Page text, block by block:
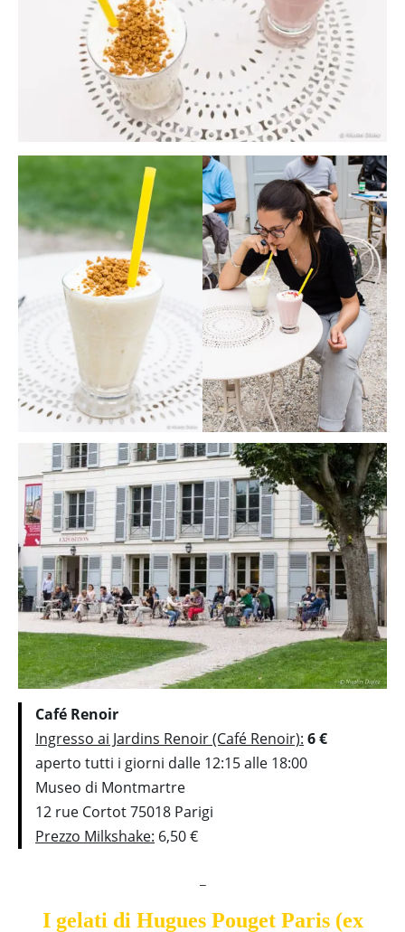
Café Renoir
Ingresso ai Jardins Renoir (Café Renoir): 6 €
aperto tutti i giorni dalle 12:15 alle 18:00
Museo di Montmartre
12 rue Cortot 75018 Parigi
Prezzo Milkshake: 6,50 €
I gelati di Hugues Pouget Paris (ex